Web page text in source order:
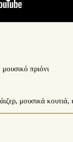
πριόνι
μουσικά